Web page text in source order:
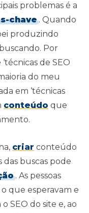
problemas é a
chave . Quando
produzindo
Por
de SEO
do meu
em ‘técnicas
conteúdo que
criar conteúdo
buscas pode
. As pessoas
que esperavam e
SEO do site e, ao